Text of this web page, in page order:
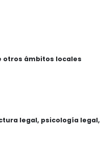
otros ámbitos locales
legal, psicología legal,